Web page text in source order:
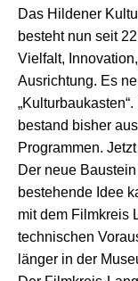
Das Hildener
besteht nun seit
Vielfalt,
Ausrichtung. Es
bestand bisher
Programmen.
Der neue
bestehende Idee
mit dem Filmkreis
technischen
länger in der